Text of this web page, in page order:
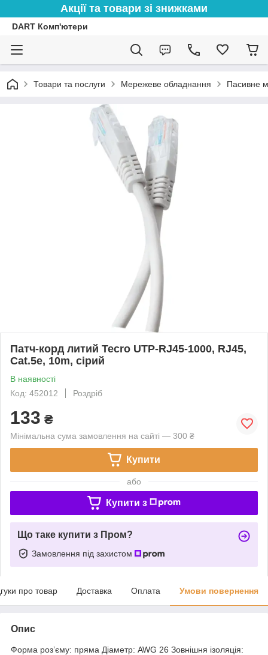
Акції та товари зі знижками
DART Комп'ютери
Товари та послуги Мережеве обладнання Пасивне
Патч-корд литий Tecro UTP-RJ45-1000, RJ45,
Cat.5e, 10m, сірий
В наявності
Код: 452012
Роздріб
133 ₴
Мінімальна сума замовлення на сайті — 300 ₴
Купити
або
Купити з
Що таке купити з Пром?
Замовлення під захистом
про товар Доставка Оплата Умови повернення
Опис
Форма роз’єму: пряма Діаметр: AWG 26 Зовнішня ізоляція: